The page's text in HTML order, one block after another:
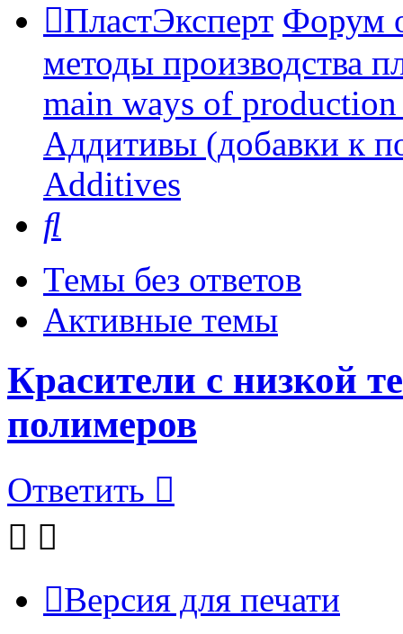
ПластЭксперт Форум
методы производства
main ways of
Аддитивы (добавки к
Additives
Темы без ответов
Активные темы
Красители с низкой
полимеров
Ответить
Версия для печати